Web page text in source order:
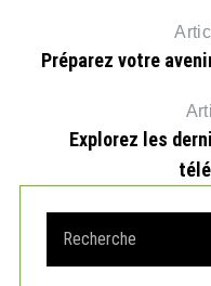
Préparez votre
Explorez les
a